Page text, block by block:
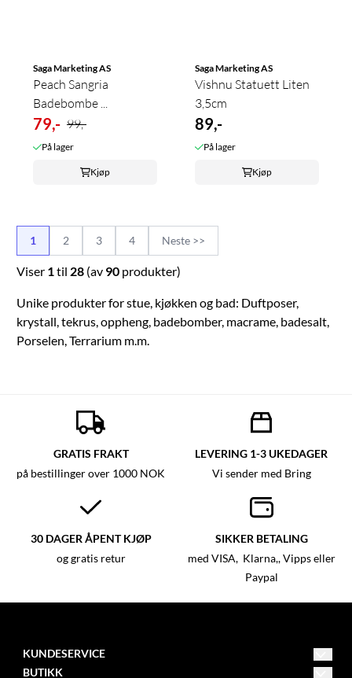
Saga Marketing AS
Peach Sangria
Badebombe ...
79,- 99,-
På lager
Kjøp
Saga Marketing AS
Vishnu Statuett Liten
3,5cm
89,-
På lager
Kjøp
1 2 3 4 Neste >>
Viser 1 til 28 (av 90 produkter)
Unike produkter for stue, kjøkken og bad: Duftposer,
krystall, tekrus, oppheng, badebomber, macrame, badesalt,
Porselen, Terrarium m.m.
GRATIS FRAKT
på bestillinger over 1000 NOK
LEVERING 1-3 UKEDAGER
Vi sender med Bring
30 DAGER ÅPENT KJØP
og gratis retur
SIKKER BETALING
med VISA, Klarna,, Vipps eller
Paypal
KUNDESERVICE
BUTIKK